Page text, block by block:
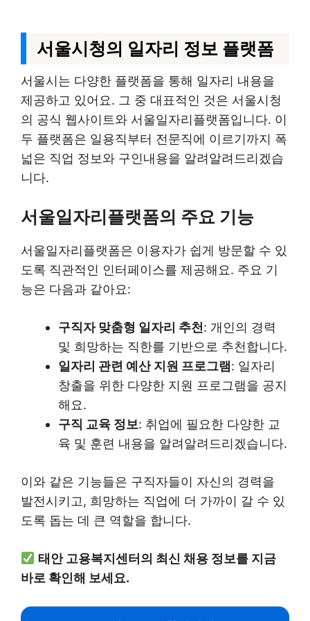
서울시청의 일자리 정보 플랫폼
서울시는 다양한 플랫폼을 통해 일자리 내용을
제공하고 있어요. 그 중 대표적인 것은 서울시청
의 공식 웹사이트와 서울일자리플랫폼입니다. 이
두 플랫폼은 일용직부터 전문직에 이르기까지 폭
넓은 직업 정보와 구인내용을 알려알려드리겠습
니다.
서울일자리플랫폼의 주요 기능
서울일자리플랫폼은 이용자가 쉽게 방문할 수 있
도록 직관적인 인터페이스를 제공해요. 주요 기
능은 다음과 같아요:
구직자 맞춤형 일자리 추천 : 개인의 경력
및 희망하는 직한를 기반으로 추천합니다.
일자리 관련 예산 지원 프로그램: 일자리
창출을 위한 다양한 지원 프로그램을 공지
해요.
구직 교육 정보: 취업에 필요한 다양한 교
육 및 훈련 내용을 알려알려드리겠습니다.
이와 같은 기능들은 구직자들이 자신의 경력을
발전시키고, 희망하는 직업에 더 가까이 갈 수 있
도록 돕는 데 큰 역할을 합니다.
태안 고용복지센터의 최신 채용 정보를 지금
바로 확인해 보세요.